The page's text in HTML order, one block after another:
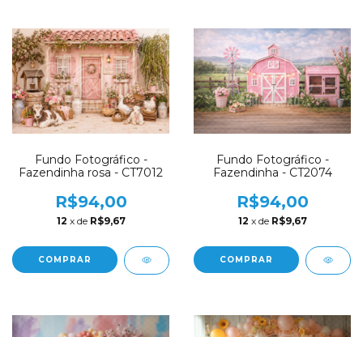
Fundo Fotográfico -
Fazendinha rosa - CT7012
R$94,00
12 x de R$9,67
COMPRAR
Fundo Fotográfico -
Fazendinha - CT2074
R$94,00
12 x de R$9,67
COMPRAR